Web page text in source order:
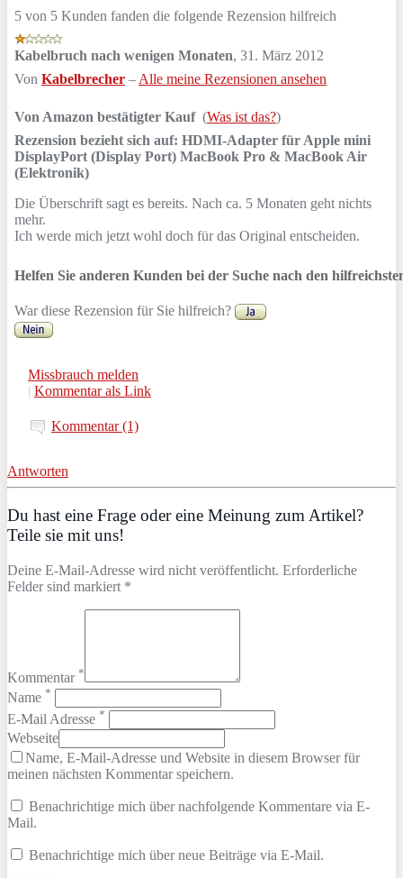
5 von 5 Kunden fanden die folgende Rezension hilfreich
Kabelbruch nach wenigen Monaten, 31. März 2012
Von Kabelbrecher – Alle meine Rezensionen ansehen
Von Amazon bestätigter Kauf (Was ist das?)
Rezension bezieht sich auf: HDMI-Adapter für Apple mini
DisplayPort (Display Port) MacBook Pro & MacBook Air
(Elektronik)
Die Überschrift sagt es bereits. Nach ca. 5 Monaten geht nichts
mehr.
Ich werde mich jetzt wohl doch für das Original entscheiden.
Helfen Sie anderen Kunden bei der Suche nach den
War diese Rezension für Sie hilfreich?
Missbrauch melden
| Kommentar als Link
Kommentar (1)
Antworten
Du hast eine Frage oder eine Meinung zum Artikel?
Teile sie mit uns!
Deine E-Mail-Adresse wird nicht veröffentlicht. Erforderliche
Felder sind markiert *
Kommentar *
Name *
E-Mail Adresse *
Webseite
Name, E-Mail-Adresse und Website in diesem Browser für
meinen nächsten Kommentar speichern.
Benachrichtige mich über nachfolgende Kommentare via E-
Mail.
Benachrichtige mich über neue Beiträge via E-Mail.